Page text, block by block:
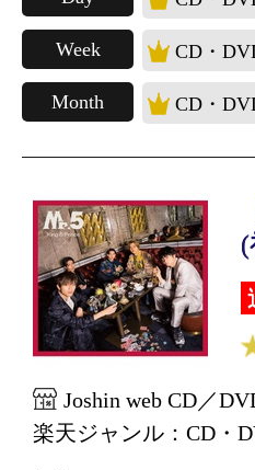
Week CD・
Month CD・
Joshin web CD／
楽天ジャンル：CD・